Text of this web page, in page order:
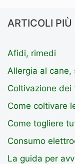
ARTICOLI PIÙ
Afidi, rimedi
Allergia al
Coltivazione dei
Come coltivare
Come togliere
Consumo
La guida per